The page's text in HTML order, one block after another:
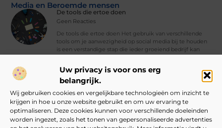
Uw privacy is voor ons erg
belangrijk.
Wij gebruiken cookies en vergelijkbare technologieën om inzicht te
krijgen in hoe u onze website gebruikt en om uw ervaring te
optimaliseren. Deze cookies kunnen voor verschillende doeleinden
worden ingezet, zoals het tonen van gepersonaliseerde advertenties
Media en Beroemde mensen
De tools die ertoe doen
Geen Reacties
De tools die ertoe doen Het gebruik van verschillende
tools om je aanwezigheid op social media bij te houden
is een verstandige stap die ieder groeiend bedrijf kan
Vind Ons Hier :
Beroemdheden Uit de Media Partners Over ons Ons team